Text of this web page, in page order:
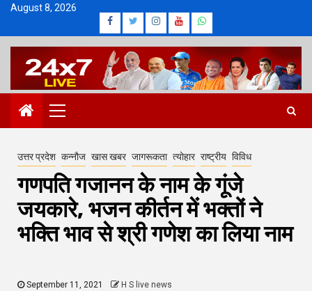
Skip
content
August 8, 2026
Facebook
Twitter
Instagram
Youtube
Whatsapp
Primary
Menu
उत्तर प्रदेश कन्नौज खास खबर जागरूकता त्योहार राष्ट्रीय विविध
गणपति गजानन के नाम के गूंजे
जयकारे, भजन कीर्तन में भक्तों ने
भक्ति भाव से श्री गणेश का लिया नाम
September 11, 2021 H S live news